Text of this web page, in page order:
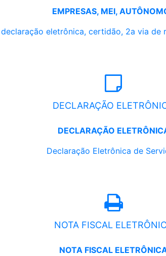
EMPRESAS, MEI,
eletrônica, certidão, 2a via de
DECLARAÇÃO
DECLARAÇÃO
Declaração Eletrônica de
NOTA FISCAL
NOTA FISCAL